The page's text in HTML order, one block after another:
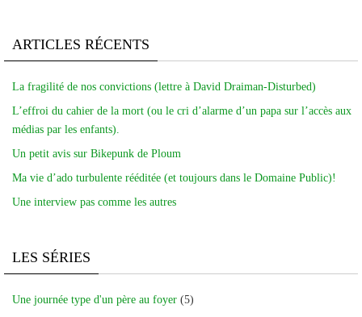
ARTICLES RÉCENTS
La fragilité de nos convictions (lettre à David Draiman-Disturbed)
L’effroi du cahier de la mort (ou le cri d’alarme d’un papa sur l’accès aux
médias par les enfants).
Un petit avis sur Bikepunk de Ploum
Ma vie d’ado turbulente rééditée (et toujours dans le Domaine Public)!
Une interview pas comme les autres
LES SÉRIES
Une journée type d'un père au foyer (5)